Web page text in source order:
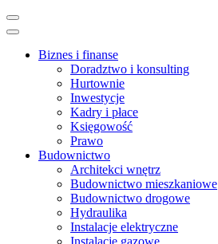
Skip
to
(Press
Biznes i finanse
Doradztwo i konsulting
Hurtownie
Inwestycje
Kadry i płace
Księgowość
Prawo
Budownictwo
Architekci wnętrz
Budownictwo mieszkaniowe
Budownictwo drogowe
Hydraulika
Instalacje elektryczne
Instalacje gazowe